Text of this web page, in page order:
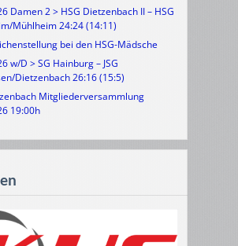
Damen 2 > HSG Dietzenbach II – HSG
Mühlheim 24:24 (14:11)
bei den HSG-Mädsche
w/D > SG Hainburg – JSG
Dietzenbach 26:16 (15:5)
Mitgliederversammlung
19:00h